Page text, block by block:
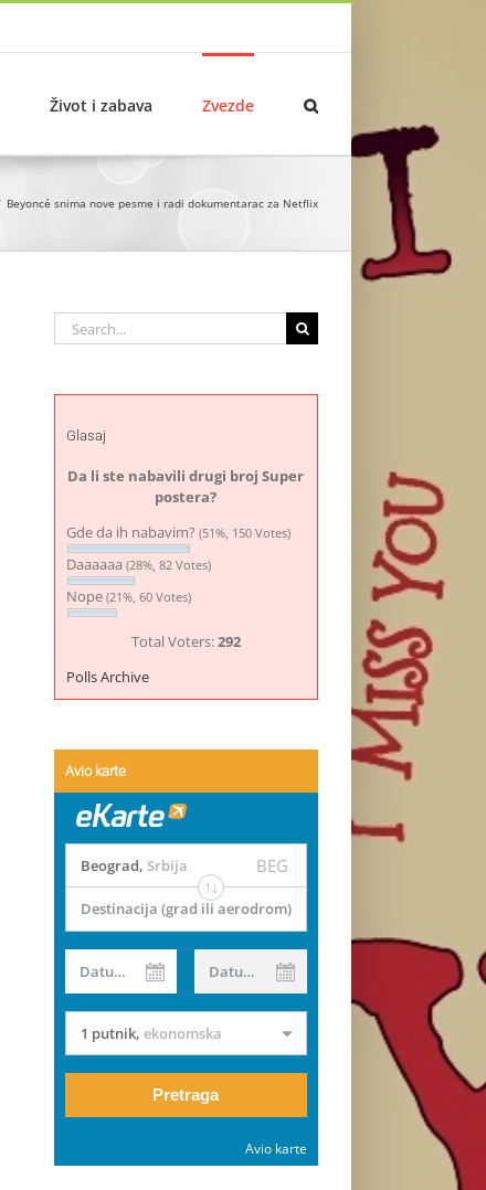
Život i zabava Zvezde
Beyoncé snima nove pesme i radi dokumentarac za Netflix
Search
for:
Glasaj
Da li ste nabavili drugi broj Super
postera?
Gde da ih nabavim? (51%, 150 Votes)
Daaaaaa (28%, 82 Votes)
Nope (21%, 60 Votes)
Total Voters:292
Polls Archive
Avio karte
Beograd, Srbija BEG
Destinacija (grad ili aerodrom)
Datum od Datum do
1 putnik, ekonomska
Pretraga
Avio karte